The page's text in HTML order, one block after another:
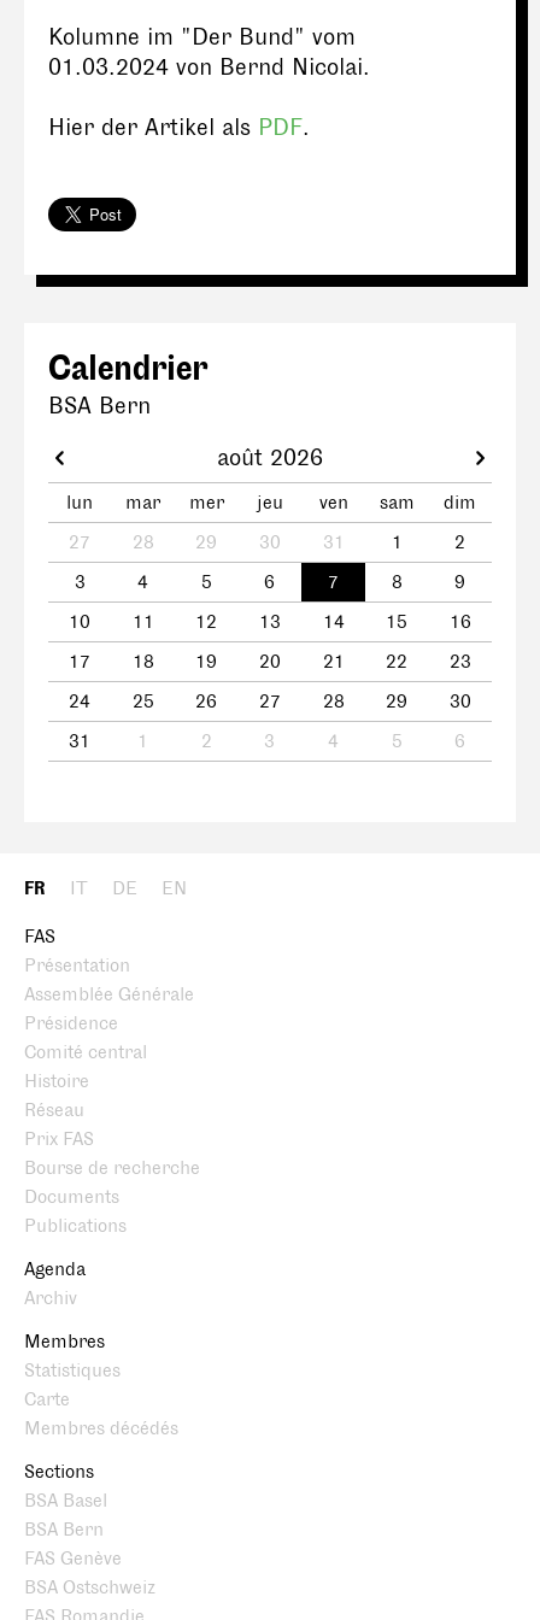
Kolumne im "Der Bund" vom
01.03.2024 von Bernd Nicolai.
Hier der Artikel als PDF.
Calendrier
BSA Bern
août 2026
lun mar mer jeu ven sam
dim
27
28 29 30 31 1
2
3
4 5 6 7 8
9
10
11 12 13 14 15
16
17
18 19 20 21 22
23
24
25 26 27 28 29
30
31
1 2 3 4 5 6
FR IT DE EN
FAS
Présentation
Assemblée Générale
Présidence
Comité central
Histoire
Réseau
Prix FAS
Bourse de recherche
Documents
Publications
Agenda
Archiv
Membres
Statistiques
Carte
Membres décédés
Sections
BSA Basel
BSA Bern
FAS Genève
BSA Ostschweiz